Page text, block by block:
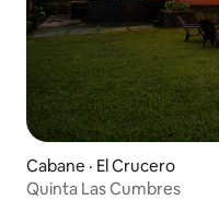
Cabane · El Crucero
Quinta Las Cumbres